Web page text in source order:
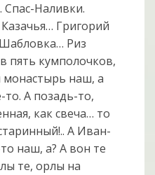
Спас-Наливки.
Григорий
Риз
пять кумполочков,
наш, а
А позадь-то,
как свеча… то
А Иван-
наш, а? А вон те
те, орлы на